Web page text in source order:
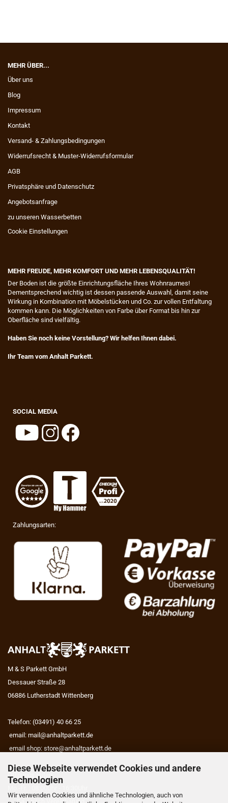
Diese Webseite verwendet Cookies und andere
Technologien
Wir verwenden Cookies und ähnliche Technologien, auch von
MEHR ÜBER...
Über uns
Blog
Impressum
Kontakt
Versand- & Zahlungsbedingungen
Widerrufsrecht & Muster-Widerrufsformular
AGB
Privatsphäre und Datenschutz
Angebotsanfrage
zu unseren Wasserbetten
Cookie Einstellungen
MEHR FREUDE, MEHR KOMFORT UND MEHR LEBENSQUALITÄT!
​Der Boden ist die größte Einrichtungsfläche Ihres Wohnraumes!
Dementsprechend wichtig ist dessen passende Auswahl, damit seine
Wirkung in Kombination mit Möbelstücken und Co. zur vollen Entfaltung
kommen kann. Die Möglichkeiten von Farbe über Format bis hin zur
Oberfläche sind vielfältig.
Haben Sie noch keine Vorstellung? Wir helfen Ihnen dabei.
Ihr Team vom Anhalt Parkett.
SOCIAL MEDIA
Zahlungsarten:
M & S Parkett GmbH
Dessauer Straße 28
06886 Lutherstadt Wittenberg
Telefon: (03491) 40 66 25
email: mail@anhaltparkett.de
email shop: store@anhaltparkett.de
Öffnungszeiten
Sa. : nach Vereinbarung